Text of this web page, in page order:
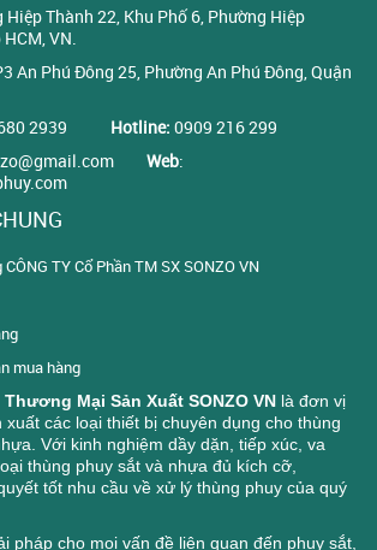
Thành 22, Khu Phố 6, Phường Hiệp
VN.
An Phú Đông 25, Phường An Phú Đông, Quận
2939 Hotline: 0909 216 299
Web:
TY Cổ Phần TM SX SONZO VN
mua hàng
Mại Sản Xuất SONZO VN là đơn vị
các loại thiết bị chuyên dụng cho thùng
Với kinh nghiệm dầy dặn, tiếp xúc, va
thùng phuy sắt và nhựa đủ kích cỡ,
tốt nhu cầu về xử lý thùng phuy của quý
pháp cho mọi vấn đề liên quan đến phuy sắt,